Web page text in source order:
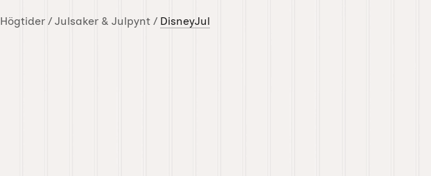
Högtider / Julsaker & Julpynt / DisneyJul